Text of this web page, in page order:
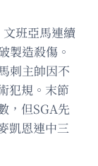
班亞馬連續
製造殺傷。
刺主帥因不
犯規。末節
，但SGA先
凱恩連中三